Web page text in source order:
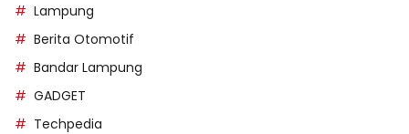
Lampung
Berita Otomotif
Bandar Lampung
GADGET
Techpedia